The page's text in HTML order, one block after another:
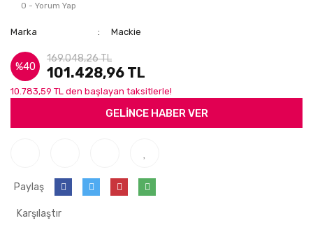
0 - Yorum Yap
Marka Mackie
%40
169.048,26 TL
101.428,96 TL
10.783,59 TL den başlayan taksitlerle!
GELİNCE HABER VER
Paylaş
Karşılaştır